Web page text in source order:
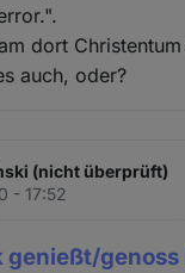
dort
auch, oder?
(nicht überprüft)
- 17:52
genießt/genoss